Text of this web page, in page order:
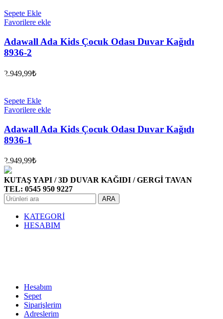
Sepete Ekle
Favorilere ekle
Adawall Ada Kids Çocuk Odası Duvar Kağıdı
8936-2
2.949,99₺
Sepete Ekle
Favorilere ekle
Adawall Ada Kids Çocuk Odası Duvar Kağıdı
8936-1
2.949,99₺
KUTAŞ YAPI / 3D DUVAR KAĞIDI / GERGİ TAVAN
TEL: 0545 950 9227
ARA
KATEGORİ
HESABIM
Hesabım
Sepet
Siparişlerim
Adreslerim